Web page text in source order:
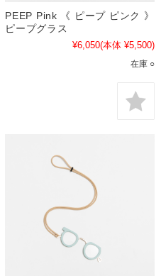
PEEP Pink 《 ピープ ピンク 》
ピープグラス
¥6,050(本体 ¥5,500)
在庫 ○